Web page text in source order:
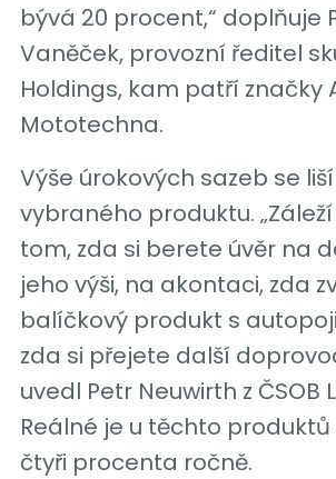
bývá 20 procent,“ doplňuje
Vaněček, provozní ředitel
Holdings, kam patří značky
Mototechna.
Výše úrokových sazeb se
vybraného produktu.
tom, zda si berete úvěr na
jeho výši, na akontaci, zda
balíčkový produkt s
zda si přejete další
uvedl Petr Neuwirth z ČSOB
Reálné je u těchto
čtyři procenta ročně.